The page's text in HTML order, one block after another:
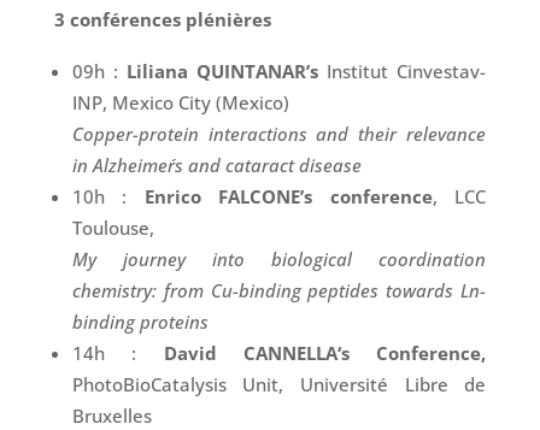
3 conférences plénières
09h : Liliana QUINTANAR’s Institut Cinvestav-
INP, Mexico City (Mexico)
Copper-protein interactions and their relevance
in Alzheimer´s and cataract disease
10h : Enrico FALCONE’s conference, LCC
Toulouse,
My journey into biological coordination
chemistry: from Cu-binding peptides towards Ln-
binding proteins
14h : David CANNELLA‘s Conference,
PhotoBioCatalysis Unit, Université Libre de
Bruxelles